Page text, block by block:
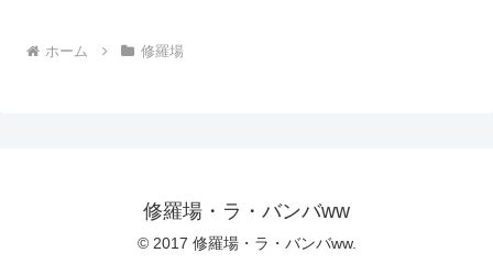
ホーム 修羅場
修羅場・ラ・バンバww
© 2017 修羅場・ラ・バンバww.